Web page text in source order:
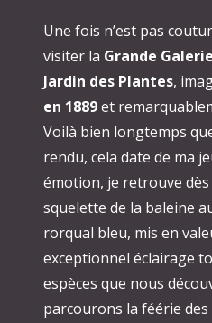
Une fois n’est pas
visiter la Grande
Jardin des Plantes,
en 1889et
Voilà bien longtemps
rendu, cela date de ma
émotion, je retrouve
squelette de la baleine
rorqual bleu, mis en
exceptionnel éclairage
espèces que nous
parcourons la féérie